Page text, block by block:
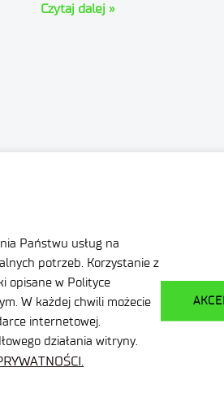
Państwu usług na
potrzeb. Korzystanie z
opisane w Polityce
W każdej chwili możecie
internetowej.
działania witryny.
Czytaj dalej »
Mapa serwisu
Sieć Eduroam
Plan Równości Płci